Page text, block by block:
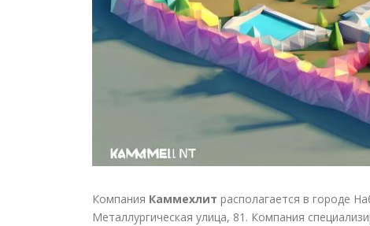
Компания Каммехлит располагается в городе
Металлургическая улица, 81. Компания